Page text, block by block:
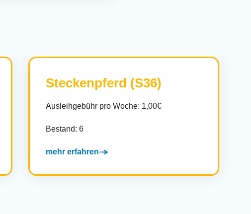
Steckenpferd (S36)
Ausleihgebühr pro Woche: 1,00€
Bestand: 6
mehr erfahren